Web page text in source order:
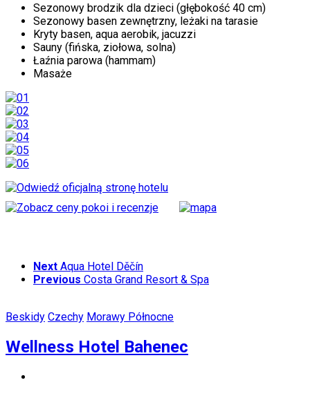
Sezonowy brodzik dla dzieci (głębokość 40 cm)
Sezonowy basen zewnętrzny, leżaki na tarasie
Kryty basen, aqua aerobik, jacuzzi
Sauny (fińska, ziołowa, solna)
Łaźnia parowa (hammam)
Masaże
Next Aqua Hotel Děčín
Previous Costa Grand Resort & Spa
Beskidy Czechy Morawy Północne
Wellness Hotel Bahenec